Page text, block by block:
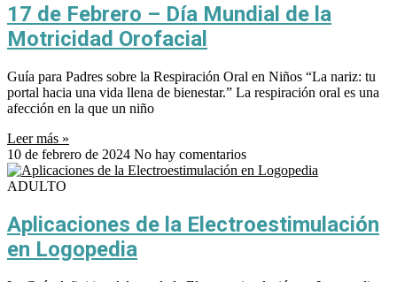
17 de Febrero – Día Mundial de la
Motricidad Orofacial
Guía para Padres sobre la Respiración Oral en Niños “La nariz: tu
portal hacia una vida llena de bienestar.” La respiración oral es una
afección en la que un niño
Leer más »
10 de febrero de 2024 No hay comentarios
ADULTO
Aplicaciones de la Electroestimulación
en Logopedia